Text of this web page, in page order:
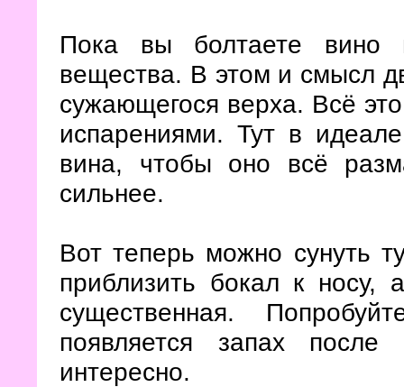
Пока вы болтаете вино
вещества. В этом и смысл
сужающегося верха. Всё
испарениями. Тут в
вина, чтобы оно всё
сильнее.
Вот теперь можно сунуть
приблизить бокал к носу,
существенная.
появляется запах
интересно.